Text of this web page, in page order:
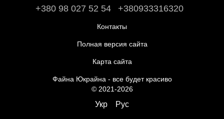
+380 98 027 52 54 +380933316320
Контакты
Полная версия сайта
Карта сайта
Файна Юкрайна - все будет красиво
© 2021-2026
Укр Рус